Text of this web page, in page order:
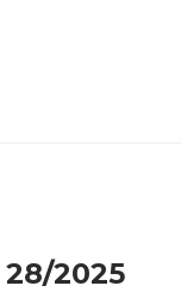
2025